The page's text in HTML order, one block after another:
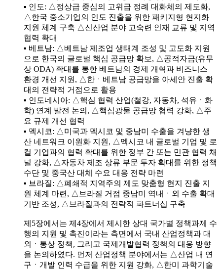
▪ 인도: △정상급 중심의 고위급 정례 대화체의 제도화,
△한국 중소기업의 인도 진출을 위한 패키지형 현지화
지원 체계 구축 △신산업 분야 고숙련 인재 교류 및 지역
협력 확대
▪ 베트남: △베트남 제조업 생태계 조성 및 고도화 지원
으로 한국의 글로벌 핵심 공급망 확보, △공적자금(유무
상 ODA) 확대를 통한 베트남의 경제 개혁과 비즈니스
환경 개선 지원, △한ㆍ베트남 공급망을 아세안 진출 확
대의 전략적 거점으로 활용
▪ 인도네시아: △핵심 협력 산업(철강, 자동차, 석유ㆍ화
학) 연계 발전 논의, △핵심광물 공급망 협력 강화, △주
요 규제 개선 협력
▪ 멕시코: △미국과 멕시코 및 중남미 수출을 겨냥한 생
산 네트워크 이원화 지원, △멕시코 내 글로벌 기업 및 로
컬 기업과의 협력 확대를 위한 정부 간 또는 민관 협력 채
널 강화, △자동차 제조 상류 부문 투자 확대를 위한 정책
수단 및 중국산 대체 수요 대응 전략 마련
▪ 브라질: △폐쇄적 지역주의 제도 맞춤형 현지 진출 지
원 체계 마련, △브라질 거점 중남미 역내ㆍ외 수출 확대
기반 조성, △브라질과의 전략적 파트너십 구축
제5장에서는 제4장에서 제시한 상대 국가별 정책과제 수
행의 지원 및 촉진이라는 측면에서 국내 산업정책과 대
외ㆍ통상 정책, 그리고 국제개발협력 정책의 대응 방향
을 논의하였다. 먼저 산업정책 분야에서는 △산업 내 연
구ㆍ개발 인력 수급을 위한 지원 강화, △한미 과학기술